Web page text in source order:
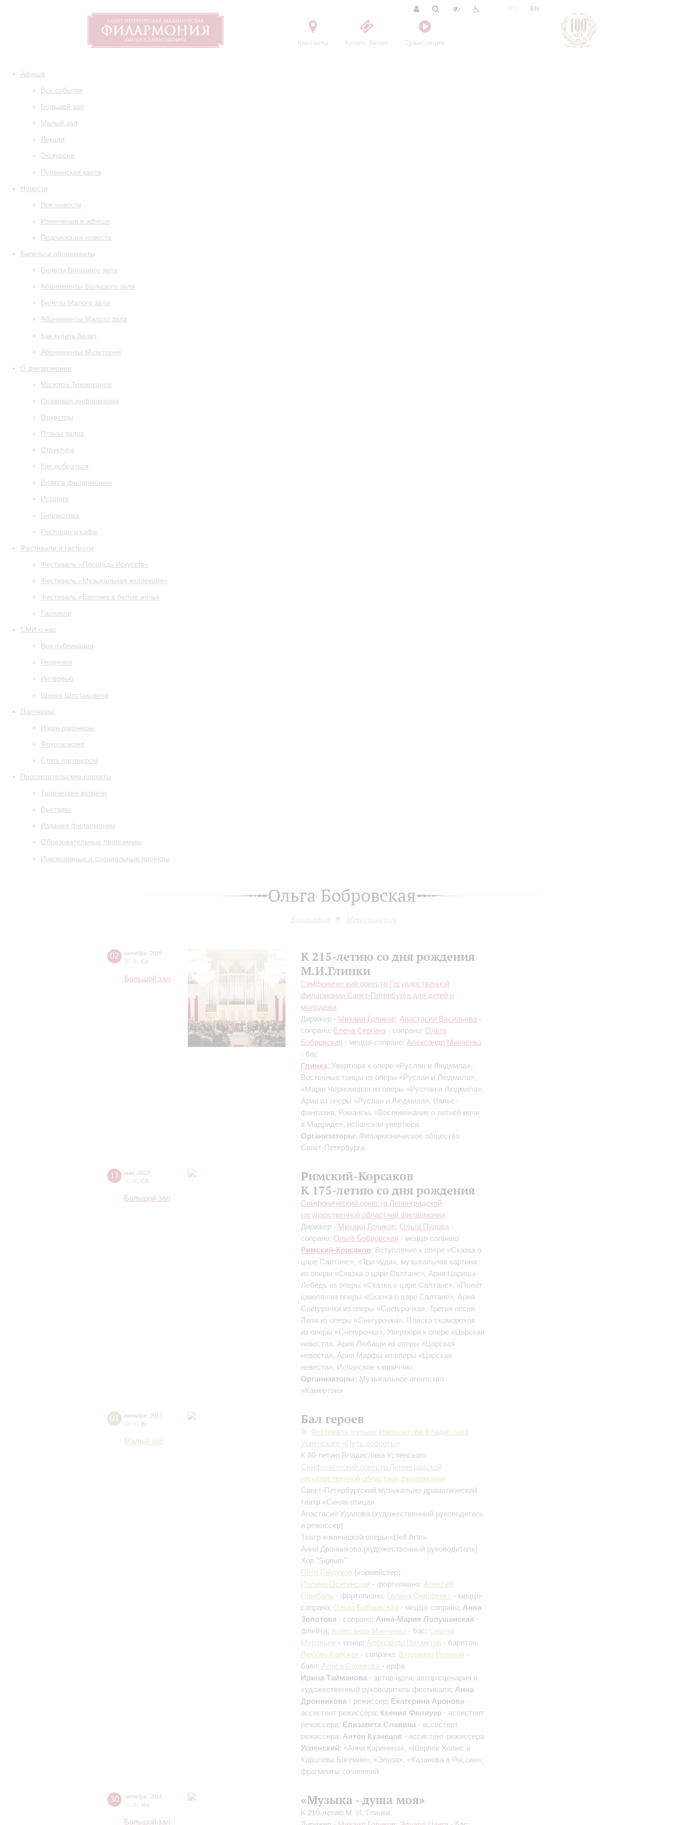
Контакты Купить билет Трансляции
EN
Афиша
Все события
Большой зал
Малый зал
Лекции
Экскурсии
Пушкинская карта
Новости
Все новости
Изменения в афише
Подписка на новости
Билеты и абонементы
Билеты Большого зала
Абонементы Большого зала
Билеты Малого зала
Абонементы Малого зала
Как купить билет
Абонементы Музитория
О филармонии
Маэстро Темирканов
Правовая информация
Оркестры
Планы залов
Структура
Как добраться
Визит в филармонию
История
Библиотека
Ресторан и кафе
Фестивали и гастроли
Фестиваль «Площадь Искусств»
Фестиваль «Музыкальная коллекция»
Фестиваль «Барокко в белую ночь»
Гастроли
СМИ о нас
Все публикации
Рецензии
Интервью
Время Шостаковича
Партнеры
Наши партнеры
Фотогалерея
Стать партнером
Просветительские проекты
Творческие встречи
Выставки
Издания филармонии
Образовательные программы
Инклюзивные и специальные проекты
Ольга Бобровская
Биография Мероприятия
02 октября 2019
20:00 Ср
Большой зал
К 215-летию со дня рождения
М.И.Глинки
Симфонический оркестр Государственной
филармонии Санкт-Петербурга для детей и
молодежи
Дирижер - Михаил Голиков; Анастасия Васильева -
сопрано; Елена Сергина - сопрано; Ольга
Бобровская - меццо-сопрано; Александр Минченко
- бас
Глинка: Увертюра к опере «Руслан и Людмила»,
Восточные танцы из оперы «Руслан и Людмила»,
«Марш Черномора» из оперы «Руслан и Людмила»,
Арии из оперы «Руслан и Людмила», Вальс-
фантазия, Романсы, «Воспоминание о летней ночи
в Мадриде», испанская увертюра
Организаторы: Филармоническое общество
Санкт-Петербурга
11 мая 2019
20:00 Сб
Большой зал
Римский-Корсаков
К 175-летию со дня рождения
Симфонический оркестр Ленинградской
государственной областной филармонии
Дирижер - Михаил Голиков; Ольга Пудова -
сопрано; Ольга Бобровская - меццо-сопрано
Римский-Корсаков: Вступление к опере «Сказка о
царе Салтане», «Три чуда», музыкальная картина
из оперы «Сказка о царе Салтане», Ария Царицы-
Лебедь из оперы «Сказка о царе Салтане», «Полёт
шмеля» из оперы «Сказка о царе Салтане», Ария
Снегурочки из оперы «Снегурочка», Третья песня
Леля из оперы «Снегурочка», Пляска скоморохов
из оперы «Снегурочка», Увертюра к опере «Царская
невеста», Ария Любаши из оперы «Царская
невеста», Ария Марфы из оперы «Царская
невеста», Испанское каприччио
Организаторы: Музыкальное агентство
«Камертон»
01 октября 2017
19:00 Вс
Малый зал
Бал героев
Фестиваль музыки композитора Владислава
Успенского «Путь доброты»
К 80-летию Владислава Успенского
Симфонический оркестр Ленинградской
государственной областной филармонии
Санкт-Петербургский музыкально-драматический
театр «Синяя птица»
Анастасия Удалова (художественный руководитель
и режиссер)
Театр комической оперы «Dell`Arte»
Анна Дронникова (художественный руководитель)
Хор "Signum"
Пётр Гайдуков (хормейстер)
Полина Осетинская - фортепиано; Алексей
Гориболь - фортепиано; Галина Сидоренко - меццо-
сопрано; Ольга Бобровская - меццо-сопрано; Анна
Золотова - сопрано; Анна-Мария Лопушанская -
флейта; Александр Минченко - бас; Сергей
Муравьев - тенор; Александр Пахмутов - баритон;
Любовь Райская - сопрано; Владимир Розанов -
баян; Алиса Садикова - арфа
Ирина Тайманова - автор идеи, автор сценария и
художественный руководитель фестиваля; Анна
Дронникова - режиссер; Екатерина Аронова -
ассистент режиссера; Ксения Феляуэр - ассистент
режиссера; Елизавета Славина - ассистент
режиссера; Антон Кузнецов - ассистент режиссера
Успенский: «Анна Каренина», «Шерлок Холмс и
Королева Богемии», «Элиза», «Казанова в России»,
фрагменты сочинений
30 октября 2014
20:00 Чт
Большой зал
«Музыка - душа моя»
К 210-летию М. И. Глинки